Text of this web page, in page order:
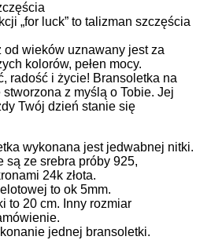
„for luck” to talizman szczęścia
od wieków uznawany jest za
kolorów, pełen mocy.
radość i życie! Bransoletka na
z myślą o Tobie. Jej
Twój dzień stanie się
wykonana jest jedwabnej nitki.
są ze srebra próby 925,
24k złota.
to ok 5mm.
to 20 cm. Inny rozmiar
jednej bransoletki.